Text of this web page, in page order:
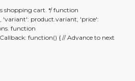
shopping cart. */ function
'variant': product.variant, 'price':
function
function() { // Advance to next